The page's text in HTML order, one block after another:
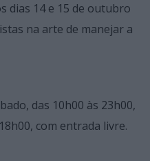
dias 14 e 15 de outubro
na arte de manejar a
das 10h00 às 23h00,
com entrada livre.